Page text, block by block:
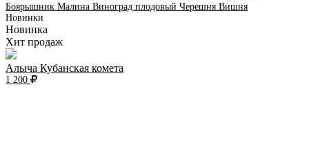
Боярышник Малина Виноград плодовый Черешня Вишня
Новинки
Новинка
Хит продаж
Алыча Кубанская комета
1 200